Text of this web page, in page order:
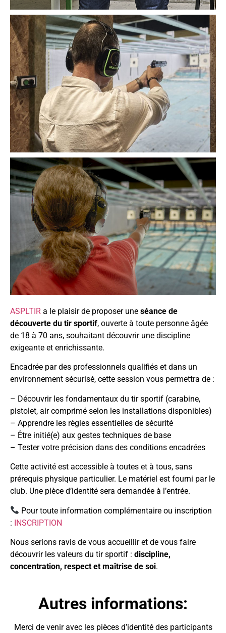
ASPLTIR a le plaisir de proposer une séance de
découverte du tir sportif, ouverte à toute personne âgée
de 18 à 70 ans, souhaitant découvrir une discipline
exigeante et enrichissante.
Encadrée par des professionnels qualifiés et dans un
environnement sécurisé, cette session vous permettra de :
– Découvrir les fondamentaux du tir sportif (carabine,
pistolet, air comprimé selon les installations disponibles)
– Apprendre les règles essentielles de sécurité
– Être initié(e) aux gestes techniques de base
– Tester votre précision dans des conditions encadrées
Cette activité est accessible à toutes et à tous, sans
prérequis physique particulier. Le matériel est fourni par le
club. Une pièce d’identité sera demandée à l’entrée.
Pour toute information complémentaire ou inscription
: INSCRIPTION
Nous serions ravis de vous accueillir et de vous faire
découvrir les valeurs du tir sportif : discipline,
concentration, respect et maîtrise de soi.
Autres informations:
Merci de venir avec les pièces d’identitédes participants